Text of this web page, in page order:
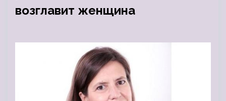
возглавит женщина